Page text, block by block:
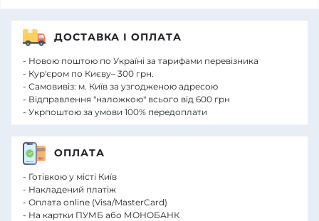
ДОСТАВКА І ОПЛАТА
- Новою поштою по Україні за тарифами перевізника
- Кур'єром по Києву– 300 грн.
- Самовивіз: м. Київ за узгодженою адресою
- Відправлення "наложкою" всього від 600 грн
- Укрпоштою за умови 100% передоплати
ОПЛАТА
- Готівкою у місті Київ
- Накладений платіж
- Оплата online (Visa/MasterCard)
- На картки ПУМБ або МОНОБАНК